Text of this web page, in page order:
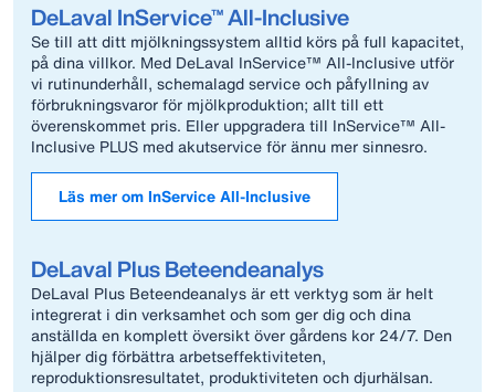
DeLaval InService™ All-Inclusive
Se till att ditt mjölkningssystem alltid körs på full kapacitet,
på dina villkor. Med DeLaval InService™ All-Inclusive utför
vi rutinunderhåll, schemalagd service och påfyllning av
förbrukningsvaror för mjölkproduktion; allt till ett
överenskommet pris. Eller uppgradera till InService™ All-
Inclusive PLUS med akutservice för ännu mer sinnesro.
Läs mer om InService All-Inclusive
DeLaval Plus Beteendeanalys
DeLaval Plus Beteendeanalys är ett verktyg som är helt
integrerat i din verksamhet och som ger dig och dina
anställda en komplett översikt över gårdens kor 24/7. Den
hjälper dig förbättra arbetseffektiviteten,
reproduktionsresultatet, produktiviteten och djurhälsan.